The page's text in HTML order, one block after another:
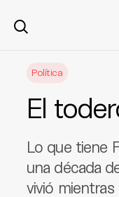
Política
El
Lo que tiene
una década
vivió